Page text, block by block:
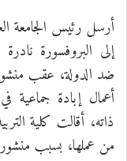
أرسل رئيس الجامعة
إلى البروفسورة
ضد الدولة، عقب
أعمال إبادة جماعية
من عملها، بسبب